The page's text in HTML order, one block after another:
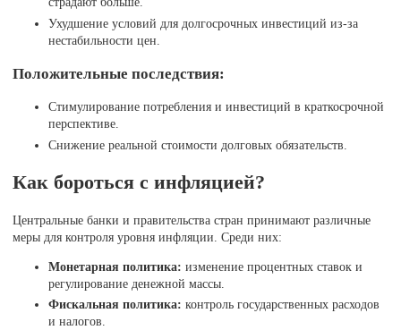
Ухудшение условий для долгосрочных инвестиций из-за
нестабильности цен.
Положительные последствия:
Стимулирование потребления и инвестиций в краткосрочной
перспективе.
Снижение реальной стоимости долговых обязательств.
Как бороться с инфляцией?
Центральные банки и правительства стран принимают различные
меры для контроля уровня инфляции. Среди них:
Монетарная политика: изменение процентных ставок и
регулирование денежной массы.
Фискальная политика: контроль государственных расходов
и налогов.